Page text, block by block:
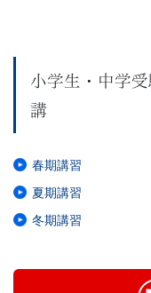
小学生・中学
講
春期講習
夏期講習
冬期講習